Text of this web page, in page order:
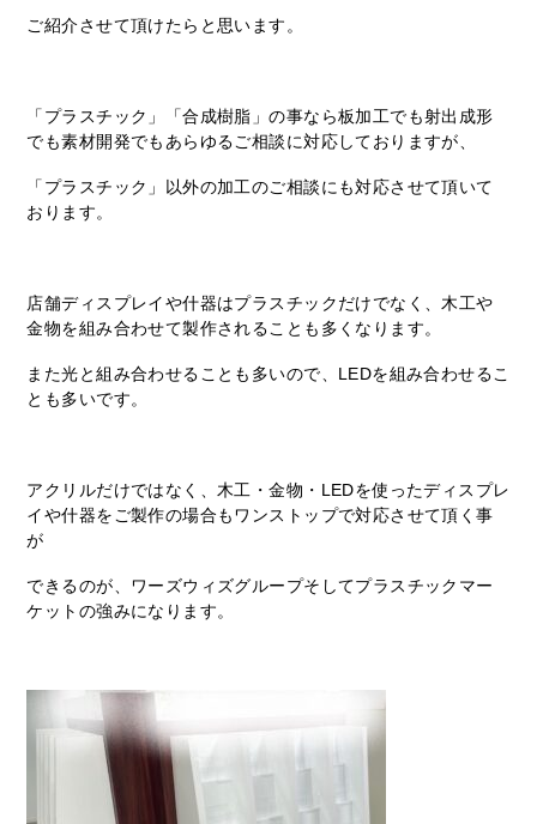
ご紹介させて頂けたらと思います。
「プラスチック」「合成樹脂」の事なら板加工でも射出成形
でも素材開発でもあらゆるご相談に対応しておりますが、
「プラスチック」以外の加工のご相談にも対応させて頂いて
おります。
店舗ディスプレイや什器はプラスチックだけでなく、木工や
金物を組み合わせて製作されることも多くなります。
また光と組み合わせることも多いので、LEDを組み合わせるこ
とも多いです。
アクリルだけではなく、木工・金物・LEDを使ったディスプレ
イや什器をご製作の場合もワンストップで対応させて頂く事
が
できるのが、ワーズウィズグループそしてプラスチックマー
ケットの強みになります。